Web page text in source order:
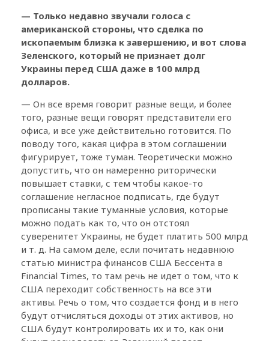
— Только недавно звучали голоса с
американской стороны, что сделка по
ископаемым близка к завершению, и вот слова
Зеленского, который не признает долг
Украины перед США даже в 100 млрд
долларов.
— Он все время говорит разные вещи, и более
того, разные вещи говорят представители его
офиса, и все уже действительно готовится. По
поводу того, какая цифра в этом соглашении
фигурирует, тоже туман. Теоретически можно
допустить, что он намеренно риторически
повышает ставки, с тем чтобы какое-то
соглашение негласное подписать, где будут
прописаны такие туманные условия, которые
можно подать как то, что он отстоял
суверенитет Украины, не будет платить 500 млрд
и т. д. На самом деле, если почитать недавнюю
статью министра финансов США Бессента в
Financial Times, то там речь не идет о том, что к
США переходит собственность на все эти
активы. Речь о том, что создается фонд и в него
будут отчисляться доходы от этих активов, но
США будут контролировать их и то, как они